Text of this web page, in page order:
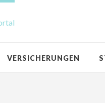
VERSICHERUNGEN